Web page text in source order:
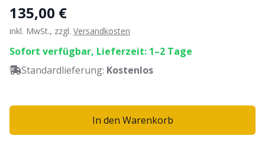
135,00 €
inkl. MwSt., zzgl. Versandkosten
Sofort verfügbar, Lieferzeit: 1–2 Tage
Standardlieferung: Kostenlos
In den Warenkorb